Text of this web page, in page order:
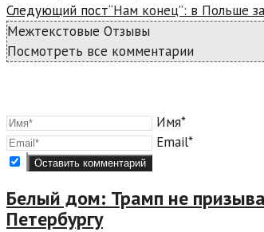
Следующий пост“Нам конец”: в Польше
Межтекстовые Отзывы
Посмотреть все комментарии
Имя*
Email*
Белый дом: Трамп не
Петербургу